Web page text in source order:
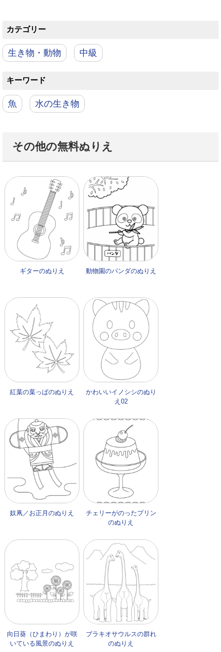
カテゴリー
生き物・動物 中級
キーワード
魚 水の生き物
その他の無料ぬりえ
ギターのぬりえ 動物園のパンダのぬりえ
紅葉の葉っぱのぬりえ
かわいいイノシシのぬり
え02
奴凧／お正月のぬりえ
チェリーがのったプリン
のぬりえ
向日葵（ひまわり）が咲
いている風景のぬりえ
ブラキオサウルスの群れ
のぬりえ